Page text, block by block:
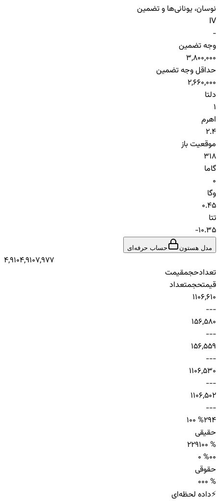
نوسان، یونانی‌ها و تضمین
IV
-
وجه تضمین
3,800,000
حداقل وجه تضمین
2,660,000
دلتا
1
اهرم
2.4
موقعیت باز
318
گاما
0
وگا
0.45
تتا
-10.35
مدل هستون حساب حرفه‌ای
4,9104,9107,977
تعدادحجمقیمت
قیمتحجمتعداد
1106,610
-
-
-
156,580
-
-
-
156,559
-
-
-
1106,530
-
-
-
1106,502
-
-
-
4
29
100 %
حقیقی
100 %
29
2
0
0
0 %
حقوقی
0 %
0
0
⚡داده لحظه‌ای